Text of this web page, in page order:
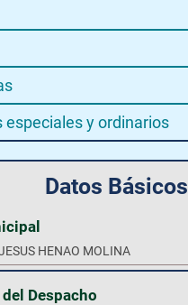
especiales y ordinarios
Datos Básicos
HENAO MOLINA
Despacho